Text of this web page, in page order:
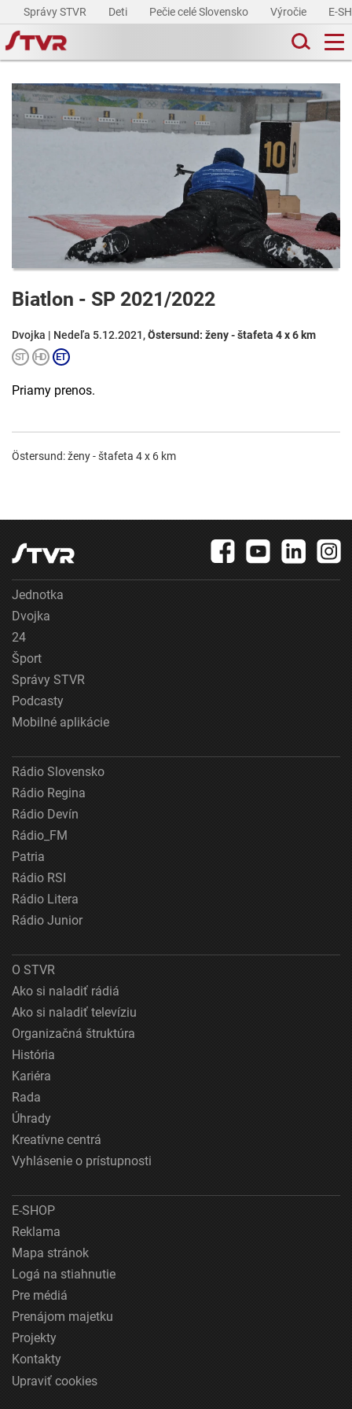
Správy STVR Deti Pečie celé Slovensko Výročie E-
Biatlon - SP 2021/2022
Dvojka | Nedeľa 5.12.2021,Östersund: ženy - štafeta 4 x 6 km
Priamy prenos.
Östersund: ženy - štafeta 4 x 6 km
Jednotka
Dvojka
24
Šport
Správy STVR
Podcasty
Mobilné aplikácie
Rádio Slovensko
Rádio Regina
Rádio Devín
Rádio_FM
Patria
Rádio RSI
Rádio Litera
Rádio Junior
O STVR
Ako si naladiť rádiá
Ako si naladiť televíziu
Organizačná štruktúra
História
Kariéra
Rada
Úhrady
Kreatívne centrá
Vyhlásenie o prístupnosti
E-SHOP
Reklama
Mapa stránok
Logá na stiahnutie
Pre médiá
Prenájom majetku
Projekty
Kontakty
Upraviť cookies